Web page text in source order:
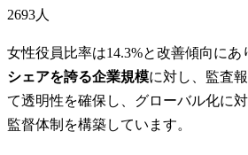
2693人
女性役員比率は14.3%と改善傾向にあ
シェアを誇る企業規模に対し、監査
て透明性を確保し、グローバル化に
監督体制を構築しています。